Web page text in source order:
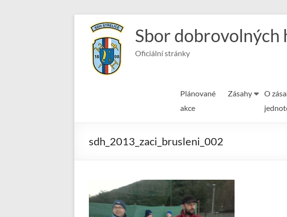
content
Sbor dobrovolných
Oficiální stránky
Plánované
akce
Zásahy
O
sdh_2013_zaci_brusleni_002